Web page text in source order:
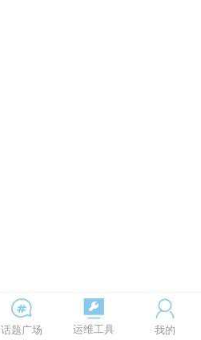
话题广场 运维工具 我的